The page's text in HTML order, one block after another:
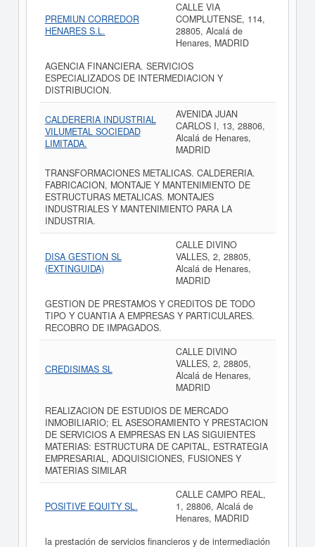
PREMIUN CORREDOR
HENARES S.L.
CALLE VIA
COMPLUTENSE, 114,
28805, Alcalá de
Henares, MADRID
AGENCIA FINANCIERA. SERVICIOS
ESPECIALIZADOS DE INTERMEDIACION Y
DISTRIBUCION.
CALDERERIA INDUSTRIAL
VILUMETAL SOCIEDAD
LIMITADA.
AVENIDA JUAN
CARLOS I, 13, 28806,
Alcalá de Henares,
MADRID
TRANSFORMACIONES METALICAS. CALDERERIA.
FABRICACION, MONTAJE Y MANTENIMIENTO DE
ESTRUCTURAS METALICAS. MONTAJES
INDUSTRIALES Y MANTENIMIENTO PARA LA
INDUSTRIA.
DISA GESTION SL
(EXTINGUIDA)
CALLE DIVINO
VALLES, 2, 28805,
Alcalá de Henares,
MADRID
GESTION DE PRESTAMOS Y CREDITOS DE TODO
TIPO Y CUANTIA A EMPRESAS Y PARTICULARES.
RECOBRO DE IMPAGADOS.
CREDISIMAS SL
CALLE DIVINO
VALLES, 2, 28805,
Alcalá de Henares,
MADRID
REALIZACION DE ESTUDIOS DE MERCADO
INMOBILIARIO; EL ASESORAMIENTO Y PRESTACION
DE SERVICIOS A EMPRESAS EN LAS SIGUIENTES
MATERIAS: ESTRUCTURA DE CAPITAL, ESTRATEGIA
EMPRESARIAL, ADQUISICIONES, FUSIONES Y
MATERIAS SIMILAR
POSITIVE EQUITY SL.
CALLE CAMPO REAL,
1, 28806, Alcalá de
Henares, MADRID
la prestación de servicios financieros y de intermediación